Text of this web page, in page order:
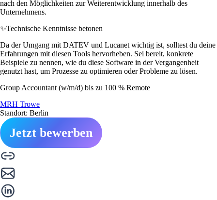
nach den Möglichkeiten zur Weiterentwicklung innerhalb des
Unternehmens.
✨Technische Kenntnisse betonen
Da der Umgang mit DATEV und Lucanet wichtig ist, solltest du deine
Erfahrungen mit diesen Tools hervorheben. Sei bereit, konkrete
Beispiele zu nennen, wie du diese Software in der Vergangenheit
genutzt hast, um Prozesse zu optimieren oder Probleme zu lösen.
Group Accountant (w/m/d) bis zu 100 % Remote
MRH Trowe
Standort: Berlin
Jetzt bewerben